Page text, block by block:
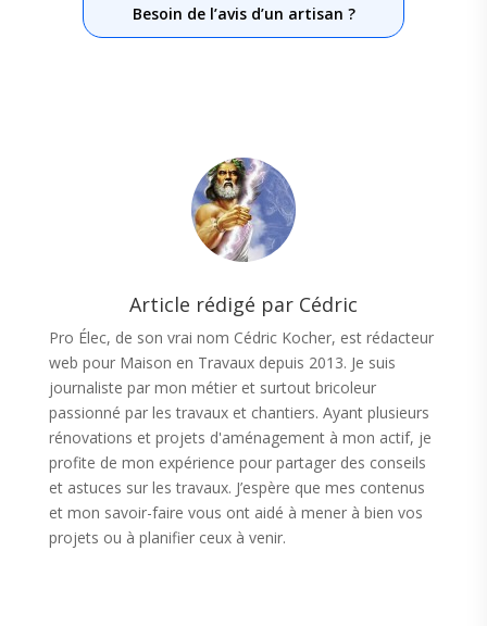
Besoin de l’avis d’un artisan ?
Article rédigé par Cédric
Pro Élec, de son vrai nom Cédric Kocher, est rédacteur
web pour Maison en Travaux depuis 2013. Je suis
journaliste par mon métier et surtout bricoleur
passionné par les travaux et chantiers. Ayant plusieurs
rénovations et projets d'aménagement à mon actif, je
profite de mon expérience pour partager des conseils
et astuces sur les travaux. J’espère que mes contenus
et mon savoir-faire vous ont aidé à mener à bien vos
projets ou à planifier ceux à venir.